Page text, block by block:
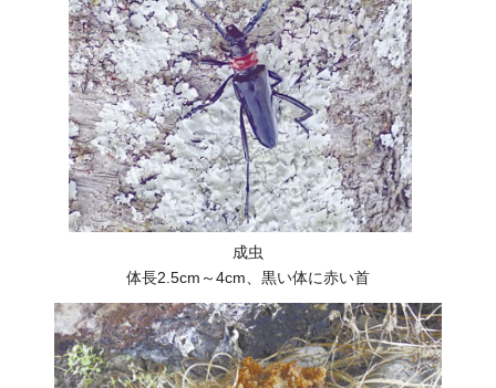
成虫
体長2.5cm～4cm、黒い体に赤い首